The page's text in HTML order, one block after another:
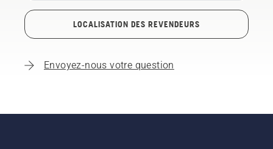
LOCALISATION DES REVENDEURS
Envoyez-nous votre question